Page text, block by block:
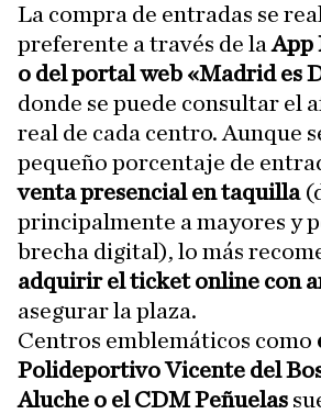
La compra de entradas se
preferente a través de laApp
o del portal web «Madrid es
donde se puede consultar el
real de cada centro. Aunque
pequeño porcentaje de
venta presencial en taquilla
principalmente a mayores y
brecha digital), lo más
adquirir el ticket online con
asegurar la plaza.
Centros emblemáticos como
Polideportivo Vicente del
Aluche o el CDM Peñuelas